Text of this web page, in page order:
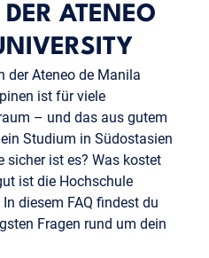
ATENEO
der Ateneo de Manila
ist für viele
– und das aus gutem
Studium in Südostasien
sicher ist es? Was kostet
ist die Hochschule
diesem FAQ findest du
Fragen rund um dein